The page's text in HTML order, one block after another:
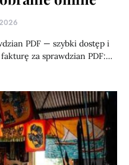
PDF — szybki dostęp i
za sprawdzian PDF:…